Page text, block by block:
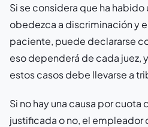
Si se considera que ha
obedezca a discriminación y
paciente, puede declararse
eso dependerá de cada juez,
estos casos debe llevarse a
Si no hay una causa por cuota
justificada o no, el empleador